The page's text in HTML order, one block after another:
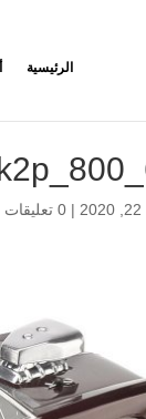
الرئيسية
| 0 تعليقات